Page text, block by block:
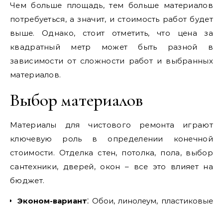
Чем больше площадь, тем больше материалов
потребуеться, а значит, и стоимость работ будет
выше. Однако, стоит отметить, что цена за
квадратный метр может быть разной в
зависимости от сложности работ и выбранных
материалов.
Выбор материалов
Материалы для чистового ремонта играют
ключевую роль в определении конечной
стоимости. Отделка стен, потолка, пола, выбор
сантехники, дверей, окон – все это влияет на
бюджет.
Эконом-вариант⁚ Обои, линолеум, пластиковые